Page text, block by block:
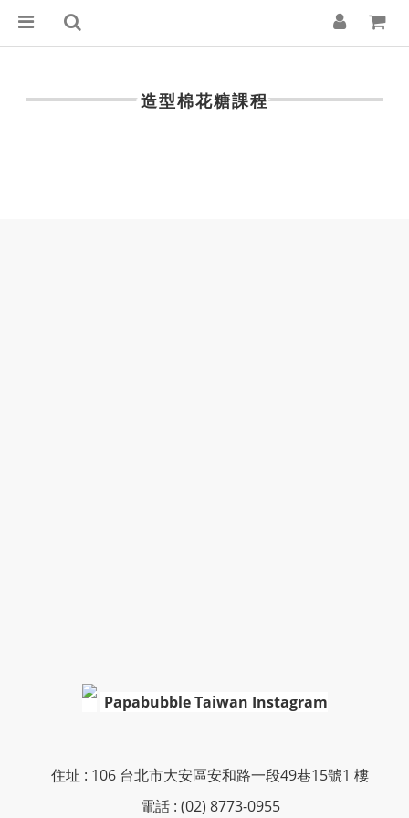
造型棉花糖課程
Papabubble Taiwan Instagram
住址 : 106 台北市大安區安和路一段49巷15號1 樓
電話 : (02) 8773-0955